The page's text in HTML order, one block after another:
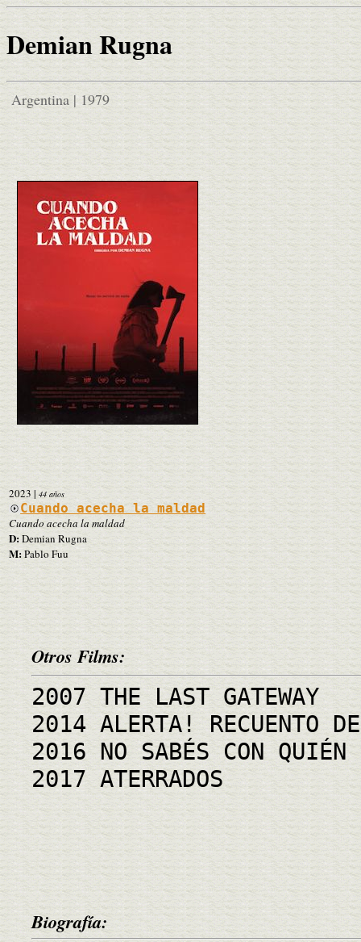
Demian Rugna
Argentina | 1979
2023 | 44 años
Cuando acecha la maldad
Cuando acecha la maldad
D:Demian Rugna
M:Pablo Fuu
Otros Films:
2007 THE LAST GATEWAY
2014 ALERTA! RECUENTO DE
2016 NO SABÉS CON QUIÉN
2017 ATERRADOS
Biografía: